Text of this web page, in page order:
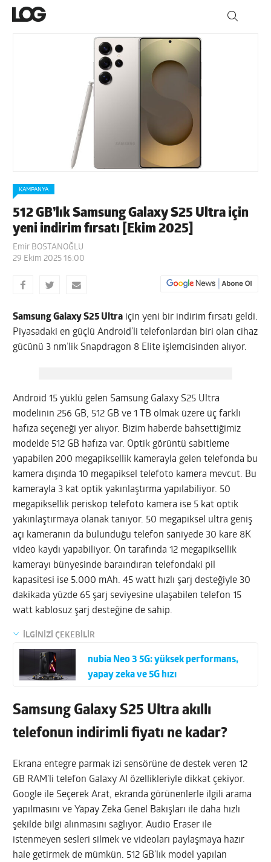
KAMPANYA
512 GB’lık Samsung Galaxy S25 Ultra için
yeni indirim fırsatı [Ekim 2025]
Emir BOSTANOĞLU
29 Ekim 2025 16:00
Samsung Galaxy S25 Ultra için yeni bir indirim fırsatı geldi.
Piyasadaki en güçlü Android’li telefonlardan biri olan cihaz
gücünü 3 nm’lik Snapdragon 8 Elite işlemcisinden alıyor.
Android 15 yüklü gelen Samsung Galaxy S25 Ultra
modelinin 256 GB, 512 GB ve 1 TB olmak üzere üç farklı
hafıza seçeneği yer alıyor. Bizim haberde bahsettiğimiz
modelde 512 GB hafıza var. Optik görüntü sabitleme
yapabilen 200 megapiksellik kamerayla gelen telefonda bu
kamera dışında 10 megapiksel telefoto kamera mevcut. Bu
kamerayla 3 kat optik yakınlaştırma yapılabiliyor. 50
megapiksellik periskop telefoto kamera ise 5 kat optik
yakınlaştırmaya olanak tanıyor. 50 megapiksel ultra geniş
açı kameranın da bulunduğu telefon saniyede 30 kare 8K
video kaydı yapabiliyor. Ön tarafında 12 megapiksellik
kamerayı bünyesinde baraındıran telefondaki pil
kapasitesi ise 5.000 mAh. 45 watt hızlı şarj desteğiyle 30
dakikada yüzde 65 şarj seviyesine ulaşabilen telefon 15
watt kablosuz şarj desteğine de sahip.
İLGİNİZİ ÇEKEBİLİR
nubia Neo 3 5G: yüksek performans,
yapay zeka ve 5G hızı
Samsung Galaxy S25 Ultra akıllı
telefonun indirimli fiyatı ne kadar?
Ekrana entegre parmak izi sensörüne de destek veren 12
GB RAM’li telefon Galaxy AI özellikleriyle dikkat çekiyor.
Google ile Seçerek Arat, ekranda görünenlerle ilgili arama
yapılmasını ve Yapay Zeka Genel Bakışları ile daha hızlı
şekilde bilgi alınmasını sağlıyor. Audio Eraser ile
istenmeyen sesleri silmek ve videoları paylaşmaya hazır
hale getirmek de mümkün. 512 GB’lık model yapılan